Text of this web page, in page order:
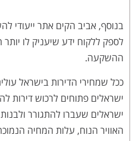
בנוסף, אביב הקים אתר ייעודי
לספק ללקוח ידע שיעניק לו
ההשקעה.
ככל שמחירי הדירות בישראל
ישראלים פתוחים לרכוש דירות
ישראלים שעברו להתגורר
האוויר הנוח, עלות המחיה